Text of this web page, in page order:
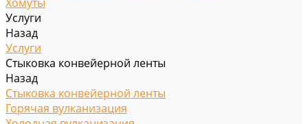
Услуги
Назад
Услуги
Стыковка конвейерной ленты
Назад
Стыковка конвейерной ленты
Горячая вулканизация